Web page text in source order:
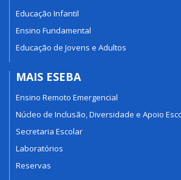
Educação Infantil
Ensino Fundamental
Educação de Jovens e Adultos
MAIS ESEBA
Ensino Remoto Emergencial
Núcleo de Inclusão, Diversidade e Apoio
Secretaria Escolar
Laboratórios
Reservas